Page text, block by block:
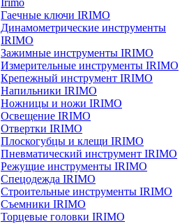
Irimo
Гаечные ключи IRIMO
Динамометрические инструменты
IRIMO
Зажимные инструменты IRIMO
Измерительные инструменты IRIMO
Крепежный инструмент IRIMO
Напильники IRIMO
Ножницы и ножи IRIMO
Освещение IRIMO
Отвертки IRIMO
Плоскогубцы и клещи IRIMO
Пневматический инструмент IRIMO
Режущие инструменты IRIMO
Спецодежда IRIMO
Строительные инструменты IRIMO
Съемники IRIMO
Торцевые головки IRIMO